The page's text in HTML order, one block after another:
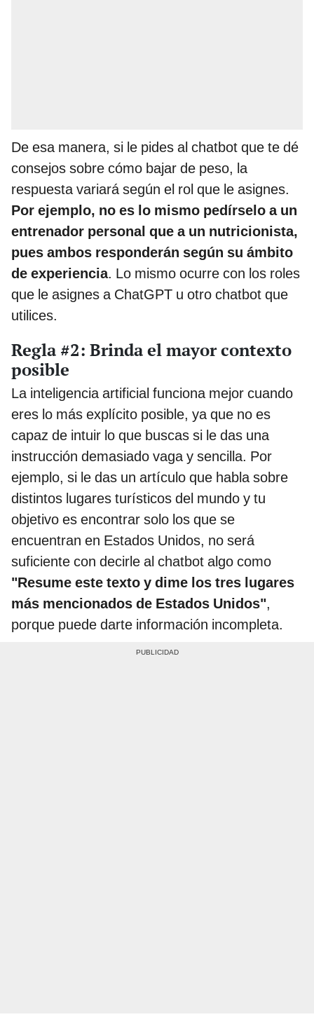
De esa manera, si le pides al chatbot que te dé
consejos sobre cómo bajar de peso, la
respuesta variará según el rol que le asignes.
Por ejemplo, no es lo mismo pedírselo a un
entrenador personal que a un nutricionista,
pues ambos responderán según su ámbito
de experiencia. Lo mismo ocurre con los roles
que le asignes a ChatGPT u otro chatbot que
utilices.
Regla #2: Brinda el mayor contexto
posible
La inteligencia artificial funciona mejor cuando
eres lo más explícito posible, ya que no es
capaz de intuir lo que buscas si le das una
instrucción demasiado vaga y sencilla. Por
ejemplo, si le das un artículo que habla sobre
distintos lugares turísticos del mundo y tu
objetivo es encontrar solo los que se
encuentran en Estados Unidos, no será
suficiente con decirle al chatbot algo como
"Resume este texto y dime los tres lugares
más mencionados de Estados Unidos",
porque puede darte información incompleta.